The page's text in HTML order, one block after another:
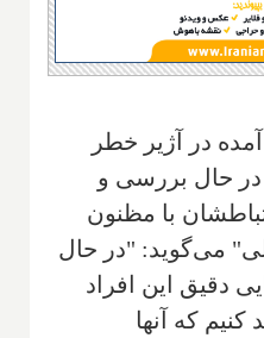
در آژیر خطر
حال بررسی و
با مظنون
می‌گوید: "در حال
دقیق این افراد
کنیم که آنها